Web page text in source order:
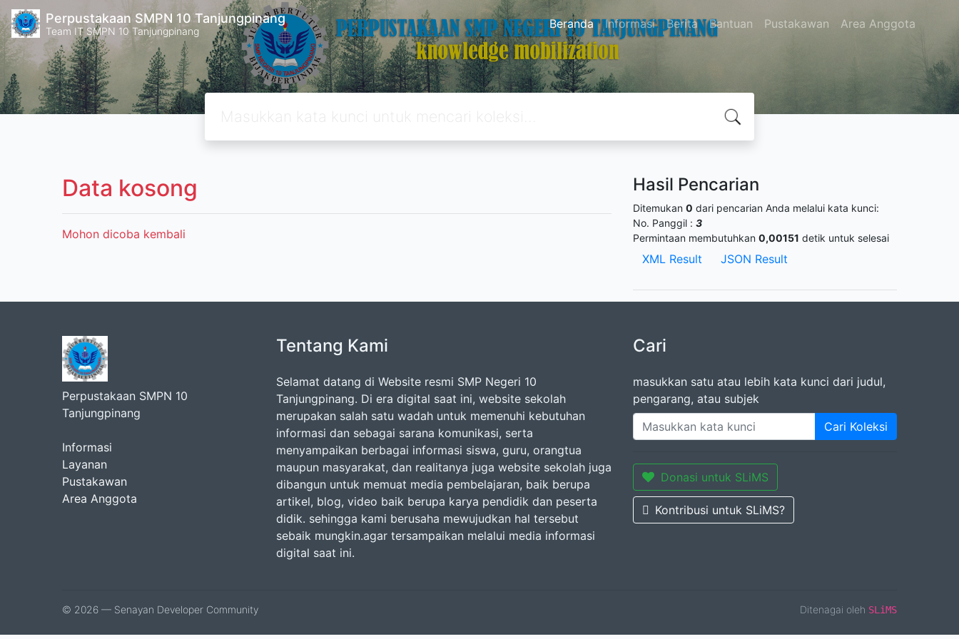
Perpustakaan SMPN 10 Tanjungpinang
Team IT SMPN 10 Tanjungpinang Beranda Informasi Berita Bantuan Pustakawan Area Anggota
Data kosong
Mohon dicoba kembali
Hasil Pencarian
Ditemukan 0 dari pencarian Anda melalui kata kunci:
No. Panggil : 3
Permintaan membutuhkan 0,00151 detik untuk selesai
XML Result JSON Result
Perpustakaan SMPN 10
Tanjungpinang
Informasi
Layanan
Pustakawan
Area Anggota
Tentang Kami
Selamat datang di Website resmi SMP Negeri 10
Tanjungpinang. Di era digital saat ini, website sekolah
merupakan salah satu wadah untuk memenuhi kebutuhan
informasi dan sebagai sarana komunikasi, serta
menyampaikan berbagai informasi siswa, guru, orangtua
maupun masyarakat, dan realitanya juga website sekolah juga
dibangun untuk memuat media pembelajaran, baik berupa
artikel, blog, video baik berupa karya pendidik dan peserta
didik. sehingga kami berusaha mewujudkan hal tersebut
sebaik mungkin.agar tersampaikan melalui media informasi
digital saat ini.
Cari
masukkan satu atau lebih kata kunci dari judul,
pengarang, atau subjek
Cari Koleksi
Donasi untuk SLiMS
Kontribusi untuk SLiMS?
© 2026 — Senayan Developer Community Ditenagai oleh SLiMS